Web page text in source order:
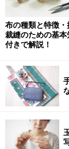
布の種類と特徴
裁縫のための基
付きで解説！